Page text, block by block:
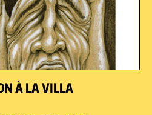
À LA VILLA